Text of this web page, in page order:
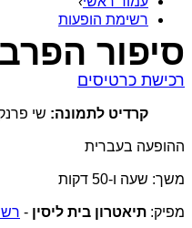
רשימת הופעות
סיפור
רכישת כרטיסים
קרדיט לתמונה: שי
ההופעה בעברית
משך: שעה ו-50 דקות
מפיק: תיאטרון בית ליסין -